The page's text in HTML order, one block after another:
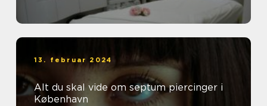
13. februar 2024
Alt du skal vide om septum piercinger i
København